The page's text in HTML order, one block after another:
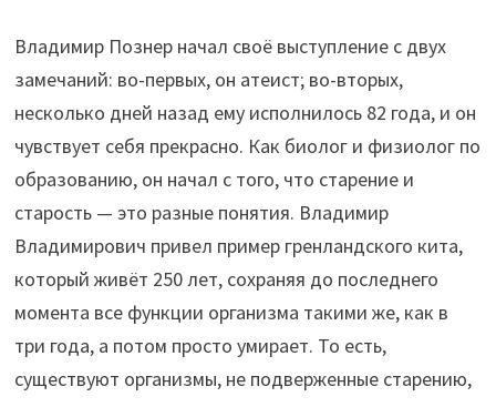
Владимир Познер начал своё выступление с двух
замечаний: во-первых, он атеист; во-вторых,
несколько дней назад ему исполнилось 82 года, и он
чувствует себя прекрасно. Как биолог и физиолог по
образованию, он начал с того, что старение и
старость — это разные понятия. Владимир
Владимирович привел пример гренландского кита,
который живёт 250 лет, сохраняя до последнего
момента все функции организма такими же, как в
три года, а потом просто умирает. То есть,
существуют организмы, не подверженные старению,